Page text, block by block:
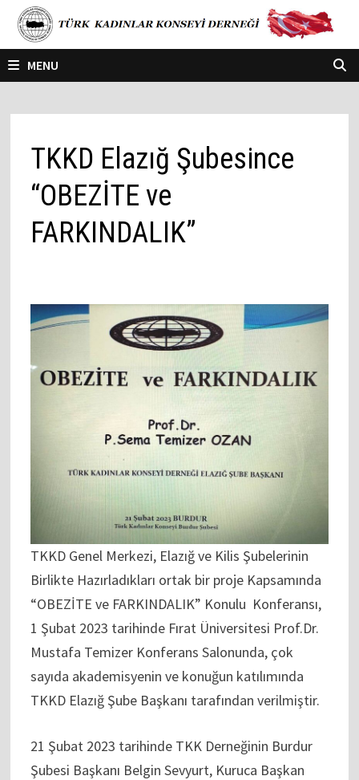
Skip
content
MENU
TKKD Elazığ Şubesince
“OBEZİTE ve
FARKINDALIK”
TKKD Genel Merkezi, Elazığ ve Kilis Şubelerinin
Birlikte Hazırladıkları ortak bir proje Kapsamında
“OBEZİTE ve FARKINDALIK” Konulu Konferansı,
1 Şubat 2023 tarihinde Fırat Üniversitesi Prof.Dr.
Mustafa Temizer Konferans Salonunda, çok
sayıda akademisyenin ve konuğun katılımında
TKKD Elazığ Şube Başkanı tarafından verilmiştir.
21 Şubat 2023 tarihinde TKK Derneğinin Burdur
Şubesi Başkanı Belgin Sevyurt, Kuruca Başkan